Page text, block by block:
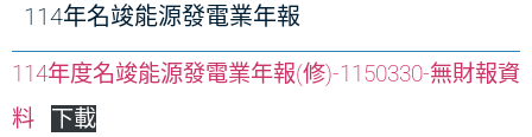
114年名竣能源發電業年報
114年度名竣能源發電業年報(修)-1150330-無財報資
料
下載